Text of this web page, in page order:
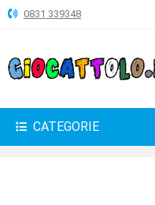
ANIMALI
BAMBOLE
0831 339348
CATEGORIE